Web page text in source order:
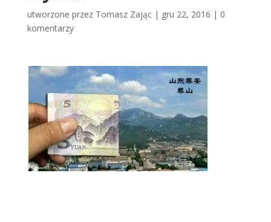
utworzone przez Tomasz Zając| gru 22, 2016 | 0
komentarzy